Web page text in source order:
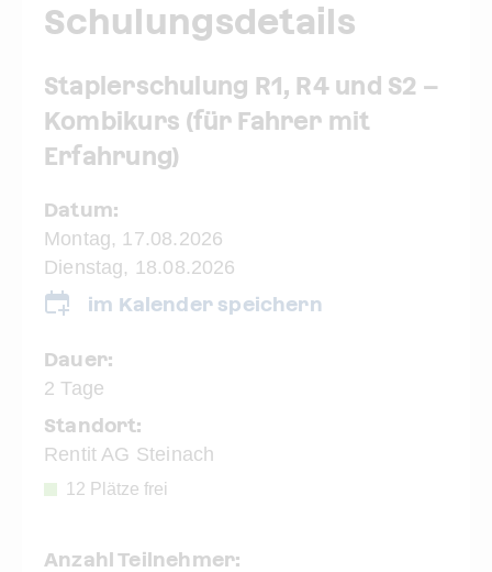
Schulungsdetails
Staplerschulung R1, R4 und S2 –
Kombikurs (für Fahrer mit
Erfahrung)
Datum:
Montag, 17.08.2026
Dienstag, 18.08.2026
im Kalender speichern
Dauer:
2 Tage
Standort:
Rentit AG Steinach
12 Plätze frei
Anzahl Teilnehmer: